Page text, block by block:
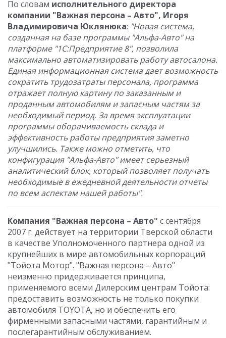
По словам исполнительного директора
компании "Важная персона – Авто", Игоря
Владимировича Юклянюка: "Новая система,
созданная на базе программы "Альфа-Авто" на
платформе "1С:Предприятие 8", позволила
максимально автоматизировать работу автосалона.
Единая информационная система дает возможность
сократить трудозатраты персонала, программа
отражает полную картину по заказанным и
проданным автомобилям и запасным частям за
необходимый период. За время эксплуатации
программы оборачиваемость склада и
эффективность работы предприятия заметно
улучшились. Также можно отметить, что
конфигурация "Альфа-Авто" имеет серьезный
аналитический блок, который позволяет получать
необходимые в ежедневной деятельности отчеты
по всем аспектам нашей работы".
Компания "Важная персона – Авто" с сентября
2007 г. действует на территории Тверской области
в качестве Уполномоченного партнера одной из
крупнейших в мире автомобильных корпораций
"Тойота Мотор". "Важная персона – Авто"
неизменно придерживается принципа,
применяемого всеми Дилерским центрам Тойота:
предоставить возможность не только покупки
автомобиля TOYOTA, но и обеспечить его
фирменными запасными частями, гарантийным и
послегарантийным обслуживанием.